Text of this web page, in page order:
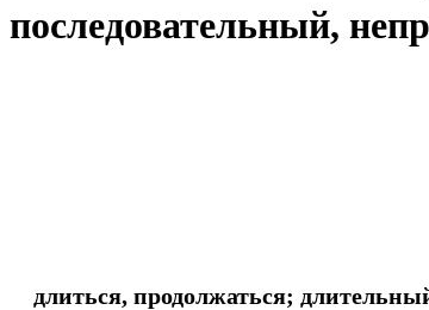
последовательный,
длиться, продолжаться;